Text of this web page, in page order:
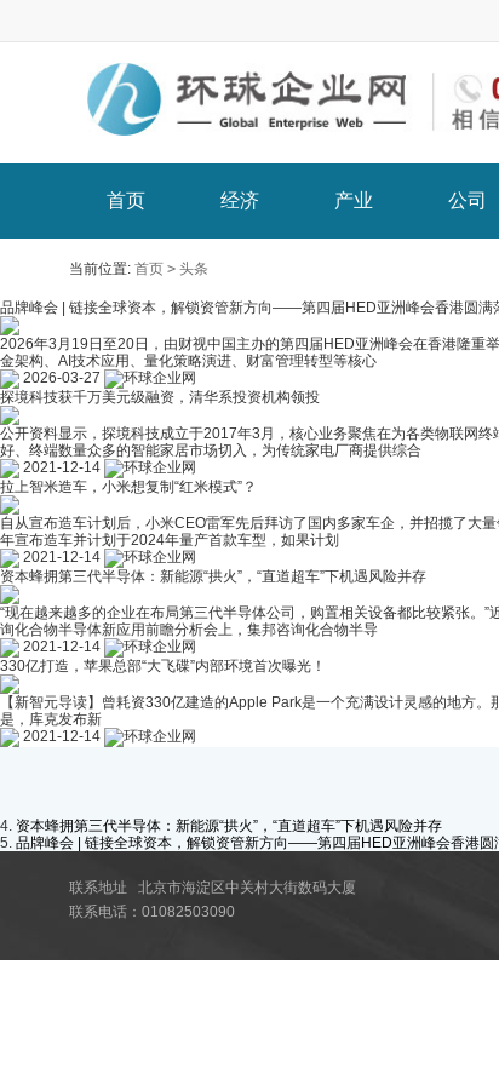
首页 经济 产业 公司
当前位置: 首页 > 头条
品牌峰会 | 链接全球资本，解锁资管新方向——第四届HED亚洲峰会香港圆满
2026年3月19日至20日，由财视中国主办的第四届HED亚洲峰会在香港隆重
金架构、AI技术应用、量化策略演进、财富管理转型等核心
2026-03-27
环球企业网
探境科技获千万美元级融资，清华系投资机构领投
公开资料显示，探境科技成立于2017年3月，核心业务聚焦在为各类物联网
好、终端数量众多的智能家居市场切入，为传统家电厂商提供综合
2021-12-14
环球企业网
拉上智米造车，小米想复制“红米模式”？
自从宣布造车计划后，小米CEO雷军先后拜访了国内多家车企，并招揽了大
年宣布造车并计划于2024年量产首款车型，如果计划
2021-12-14
环球企业网
资本蜂拥第三代半导体：新能源“拱火”，“直道超车”下机遇风险并存
“现在越来越多的企业在布局第三代半导体公司，购置相关设备都比较紧张
询化合物半导体新应用前瞻分析会上，集邦咨询化合物半导
2021-12-14
环球企业网
330亿打造，苹果总部“大飞碟”内部环境首次曝光！
【新智元导读】曾耗资330亿建造的Apple Park是一个充满设计灵感的地方
是，库克发布新
2021-12-14
环球企业网
4. 资本蜂拥第三代半导体：新能源“拱火”，“直道超车”下机遇风险并存
5. 品牌峰会 | 链接全球资本，解锁资管新方向——第四届HED亚洲峰会香港圆
联系地址 北京市海淀区中关村大街数码大厦
联系电话：01082503090